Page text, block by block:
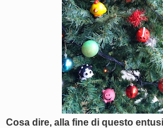
Cosa dire, alla fine di questo